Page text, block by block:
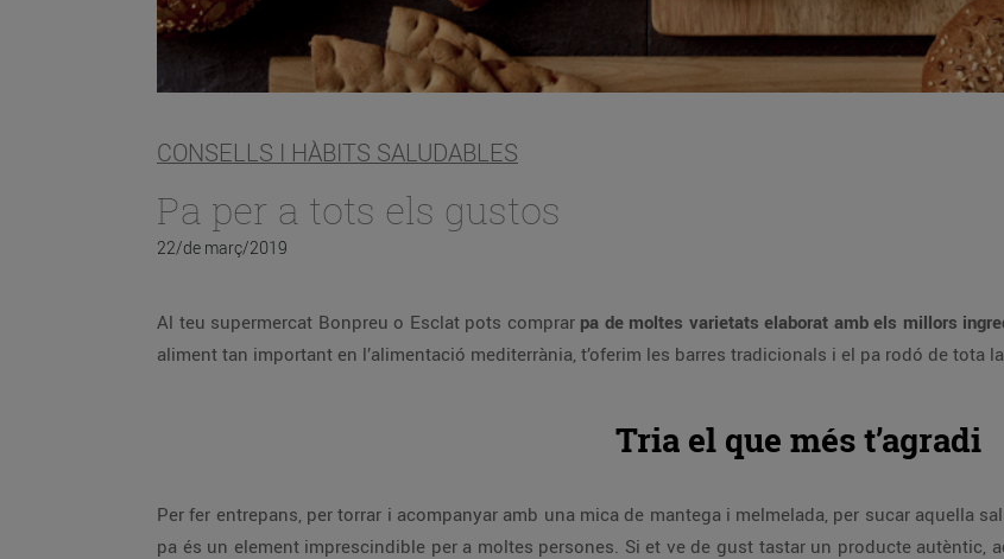
CONSELLS I HÀBITS SALUDABLES
Pa per a tots els gustos
22/de març/2019
Al teu supermercat Bonpreu o Esclat pots comprar pa de moltes varietats elaborat amb els millors
aliment tan important en l’alimentació mediterrània, t’oferim les barres tradicionals i el pa rodó de tota
Tria el que més t’agradi
Per fer entrepans, per torrar i acompanyar amb una mica de mantega i melmelada, per sucar aquella
pa és un element imprescindible per a moltes persones. Si et ve de gust tastar un producte autèntic,